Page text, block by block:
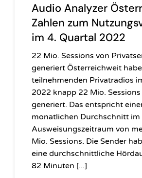
Audio Analyzer
Zahlen zum
im 4. Quartal 2022
22 Mio. Sessions von
generiert Österreichweit
teilnehmenden Privatradios
2022 knapp 22 Mio. Sessions
generiert. Das entspricht
monatlichen Durchschnitt im
Ausweisungszeitraum von
Mio. Sessions. Die Sender
eine durchschnittliche
82 Minuten [...]